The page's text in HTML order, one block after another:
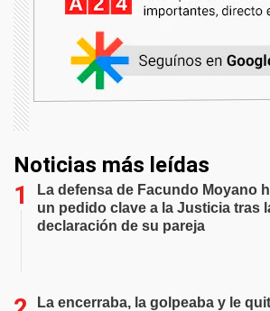
Noticias más leídas
La defensa de Facundo Moyano
un pedido clave a la Justicia tras
declaración de su pareja
La encerraba, la golpeaba y le